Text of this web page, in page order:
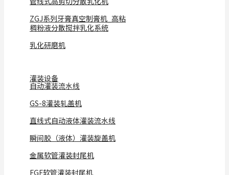
ZGJ系列牙膏真空制膏机_高粘
稠粉液分散搅拌乳化系统
乳化研磨机
灌装设备
自动灌装流水线
GS-8灌装轧盖机
直线式自动液体灌装流水线
瞬间胶（液体）灌装旋盖机
金属软管灌装封尾机
FGF软管灌装封尾机